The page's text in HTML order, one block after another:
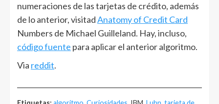
numeraciones de las tarjetas de crédito, además
de lo anterior, visitadAnatomy of Credit Card
Numbers de Michael Guilleland. Hay, incluso,
código fuente para aplicar el anterior algoritmo.
Via reddit.